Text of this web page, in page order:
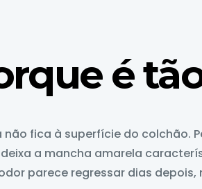
é
não fica à superfície do colchão.
a mancha amarela
parece regressar dias